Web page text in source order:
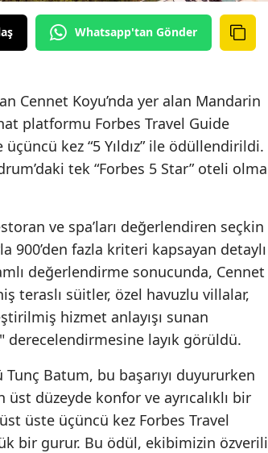
Whatsapp'tan Gönder
Cennet Koyu’nda yer alan Mandarin
platformu Forbes Travel Guide
kez “5 Yıldız” ile ödüllendirildi.
tek “Forbes 5 Star” oteli olma
ve spa’ları değerlendiren seçkin
900’den fazla kriteri kapsayan detaylı
değerlendirme sonucunda, Cennet
teraslı süitler, özel havuzlu villalar,
hizmet anlayışı sunan
derecelendirmesine layık görüldü.
Batum, bu başarıyı duyururken
düzeyde konfor ve ayrıcalıklı bir
üste üçüncü kez Forbes Travel
bir gurur. Bu ödül, ekibimizin özverili